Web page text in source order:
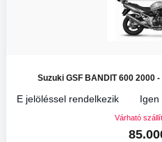
Suzuki GSF BANDIT 600 2000
E jelöléssel rendelkezik Igen
Várható